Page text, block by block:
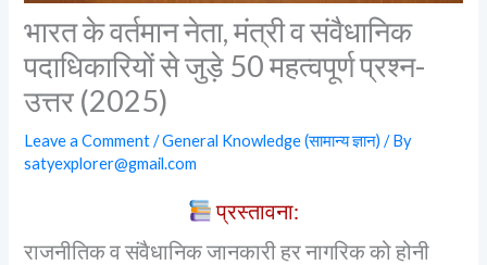
भारत के वर्तमान नेता, मंत्री व संवैधानिक
पदाधिकारियों से जुड़े 50 महत्वपूर्ण प्रश्न-
उत्तर (2025)
Leave a Comment /General Knowledge (सामान्य ज्ञान) / By
satyexplorer@gmail.com
प्रस्तावना:
राजनीतिक व संवैधानिक जानकारी हर नागरिक को होनी